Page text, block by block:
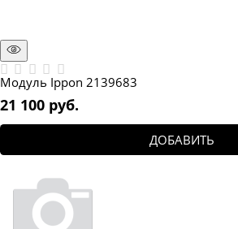
Модуль Ippon 2139683
21 100 руб.
ДОБАВИТЬ